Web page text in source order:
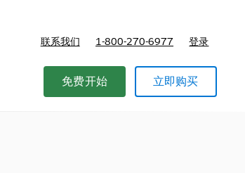
联系我们 1-800-270-6977 登录
免费开始 立即购买